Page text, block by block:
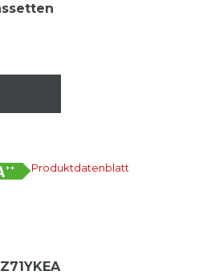
Produktdatenblatt